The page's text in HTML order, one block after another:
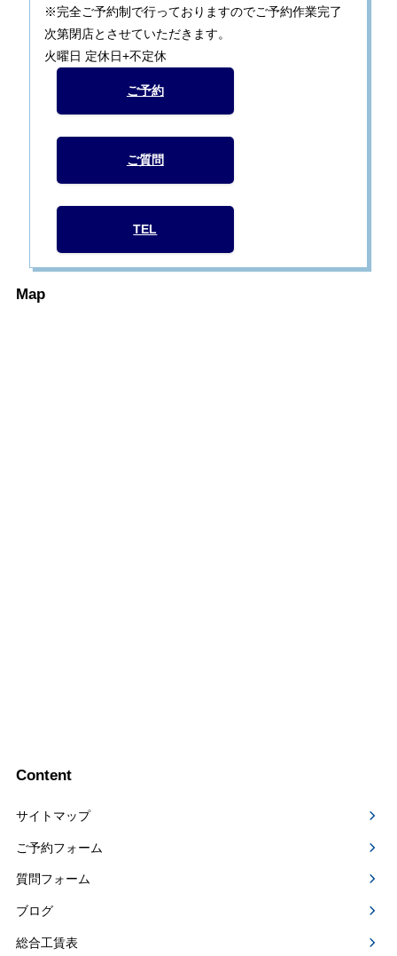
※完全ご予約制で行っておりますのでご予約作業完了
次第閉店とさせていただきます。
火曜日 定休日+不定休
ご予約
ご質問
TEL
Map
Content
サイトマップ
ご予約フォーム
質問フォーム
ブログ
総合工賃表